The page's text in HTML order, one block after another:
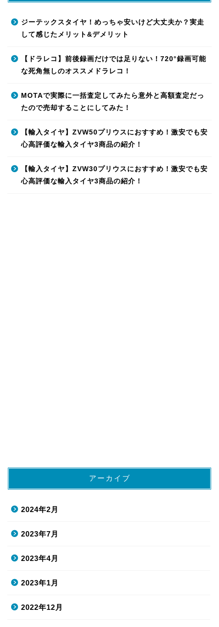
ジーテックスタイヤ！めっちゃ安いけど大丈夫か？実走
して感じたメリット&デメリット
【ドラレコ】前後録画だけでは足りない！720°録画可能
な死角無しのオススメドラレコ！
MOTAで実際に一括査定してみたら意外と高額査定だっ
たので売却することにしてみた！
【輸入タイヤ】ZVW50プリウスにおすすめ！激安でも安
心高評価な輸入タイヤ3商品の紹介！
【輸入タイヤ】ZVW30プリウスにおすすめ！激安でも安
心高評価な輸入タイヤ3商品の紹介！
アーカイブ
2024年2月
2023年7月
2023年4月
2023年1月
2022年12月